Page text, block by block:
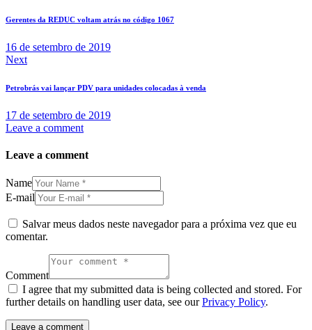
Gerentes da REDUC voltam atrás no código 1067
16 de setembro de 2019
Next
Petrobrás vai lançar PDV para unidades colocadas à venda
17 de setembro de 2019
Leave a comment
Leave a comment
Name
E-mail
Salvar meus dados neste navegador para a próxima vez que eu
comentar.
Comment
I agree that my submitted data is being collected and stored. For
further details on handling user data, see ourPrivacy Policy.